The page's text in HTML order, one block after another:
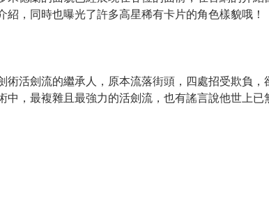
紹，同時也曝光了許多高星稀有卡片的角色樣貌哦！
術活劍流的繼承人，原本流落街頭，四處招受欺負
中，最複雜且最強力的活劍流，也有謠言說他世上已